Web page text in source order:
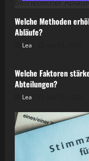
Welche Methoden
Abläufe?
LeaAllgemeiner Artikel
Welche Faktoren
Abteilungen?
Lea